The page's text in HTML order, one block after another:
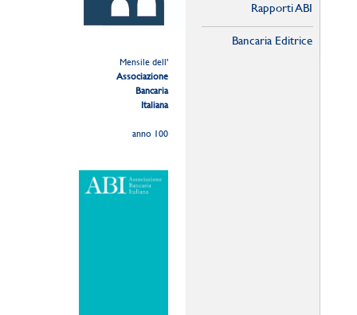
Mensile dell'
Associazione
Bancaria
Italiana
anno 100
Rapporti ABI
Bancaria Editrice